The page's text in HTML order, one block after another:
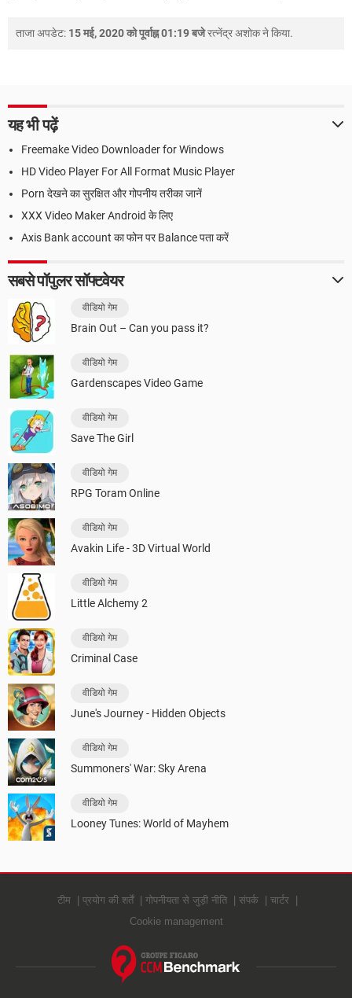
ताजा अपडेट: 15 मई, 2020 को पूर्वाह्न 01:19 बजेरत्नेंद्र अशोकने किया.
यह भी पढ़ें
Freemake Video Downloader for Windows
HD Video Player For All Format Music Player
Porn देखने का सुरक्षित और गोपनीय तरीका जानें
XXX Video Maker Android के लिए
Axis Bank account का फोन पर Balance पता करें
सबसे पॉपुलर सॉफ्टवेयर
वीडियो गेम
Brain Out – Can you pass it?
वीडियो गेम
Gardenscapes Video Game
वीडियो गेम
Save The Girl
वीडियो गेम
RPG Toram Online
वीडियो गेम
Avakin Life - 3D Virtual World
वीडियो गेम
Little Alchemy 2
वीडियो गेम
Criminal Case
वीडियो गेम
June's Journey - Hidden Objects
वीडियो गेम
Summoners' War: Sky Arena
वीडियो गेम
Looney Tunes: World of Mayhem
टीम प्रयोग की शर्तें गोपनीयता से जुड़ी नीति संपर्क
चार्टर
Cookie management